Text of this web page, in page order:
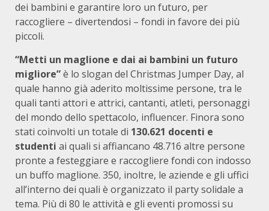
dei bambini e garantire loro un futuro, per
raccogliere – divertendosi – fondi in favore dei più
piccoli.
“Metti un maglione e dai ai bambini un futuro
migliore”è lo slogan del Christmas Jumper Day, al
quale hanno già aderito moltissime persone, tra le
quali tanti attori e attrici, cantanti, atleti, personaggi
del mondo dello spettacolo, influencer. Finora sono
stati coinvolti un totale di 130.621 docenti e
studenti ai quali si affiancano 48.716 altre persone
pronte a festeggiare e raccogliere fondi con indosso
un buffo maglione. 350, inoltre, le aziende e gli uffici
all’interno dei quali è organizzato il party solidale a
tema. Più di 80 le attività e gli eventi promossi su